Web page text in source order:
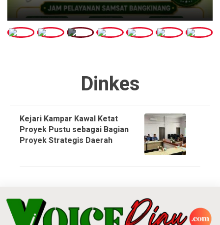
Dinkes
Kejari Kampar Kawal Ketat
Proyek Pustu sebagai Bagian
Proyek Strategis Daerah